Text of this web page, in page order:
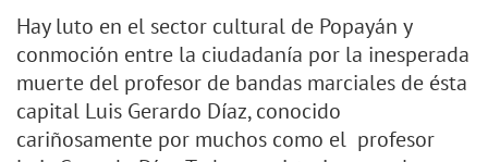
Hay luto en el sector cultural de Popayán y
conmoción entre la ciudadanía por la inesperada
muerte del profesor de bandas marciales de ésta
capital Luis Gerardo Díaz, conocido
cariñosamente por muchos como el profesor